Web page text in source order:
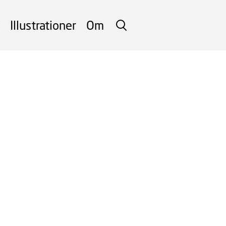
SØG
Illustrationer Om